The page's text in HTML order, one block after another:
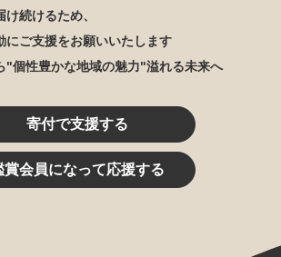
続けるため、
にご支援をお願いいたします
"個性豊かな地域の魅力"溢れる未来へ
寄付で支援する
賞会員になって応援する